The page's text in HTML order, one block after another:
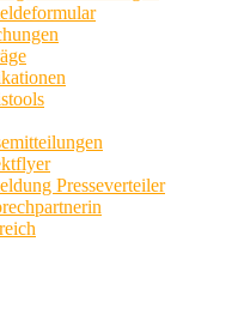
Presseverteiler